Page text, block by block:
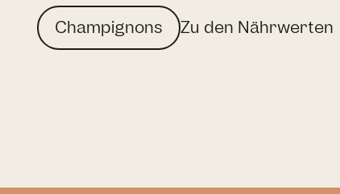
Champignons Zu den Nährwerten